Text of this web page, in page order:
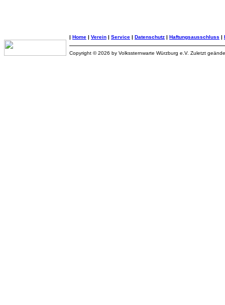
| Home | Verein | Service | Datenschutz | Haftungsausschluss |
Copyright © 2026 by Volkssternwarte Würzburg e.V. Zuletzt